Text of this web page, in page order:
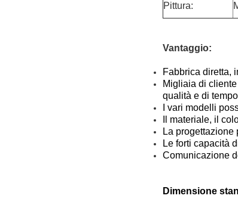
Pittura:
Vantaggio:
Fabbrica diretta,
Migliaia di
qualità e di
I vari modelli
Il materiale, il
La
Le forti capacità
Comunicazione
Dimensione